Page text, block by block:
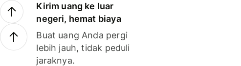
Kirim uang ke luar
negeri, hemat biaya
Buat uang Anda pergi
lebih jauh, tidak peduli
jaraknya.